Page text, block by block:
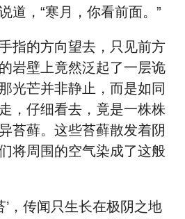
道，“寒月，你看前面。”
指的方向望去，只见前方
岩壁上竟然泛起了一层诡
光芒并非静止，而是如同
，仔细看去，竟是一株株
苔藓。这些苔藓散发着阴
将周围的空气染成了这般
’，传闻只生长在极阴之地